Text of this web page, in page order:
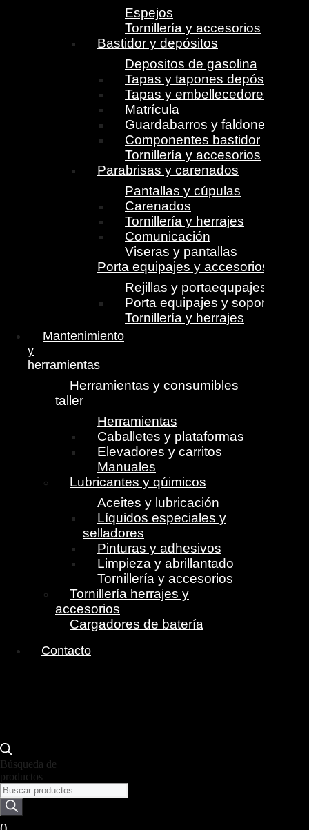
Espejos
Tornillería y accesorios
Bastidor y depósitos
Depositos de gasolina
Tapas y tapones depósito
Tapas y embellecedores
Matrícula
Guardabarros y faldones
Componentes bastidor
Tornillería y accesorios
Parabrisas y carenados
Pantallas y cúpulas
Carenados
Tornillería y herrajes
Comunicación
Viseras y pantallas
Porta equipajes y accesorios
Rejillas y portaequpajes
Porta equipajes y soportes
Tornillería y herrajes
Mantenimiento
y
herramientas
Herramientas y consumibles
taller
Herramientas
Caballetes y plataformas
Elevadores y carritos
Manuales
Lubricantes y qúimicos
Aceites y lubricación
Líquidos especiales y
selladores
Pinturas y adhesivos
Limpieza y abrillantado
Tornillería y accesorios
Tornillería herrajes y
accesorios
Cargadores de batería
Contacto
Búsqueda de
productos